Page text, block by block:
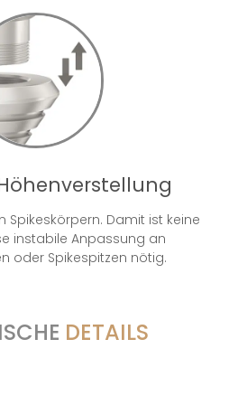
Höhenverstellung
Spikeskörpern. Damit ist keine
instabile Anpassung an
oder Spikespitzen nötig.
DETAILS